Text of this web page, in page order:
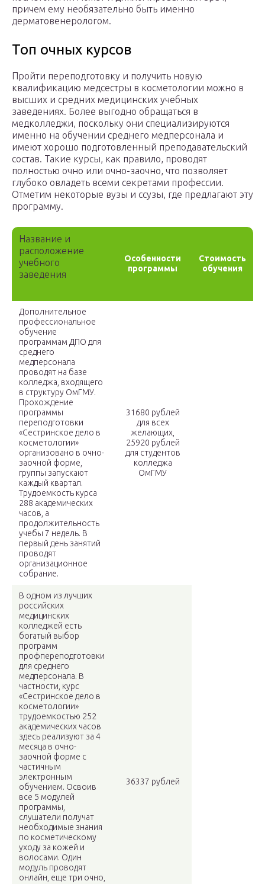
причем ему необязательно быть именно
дерматовенерологом.
Топ очных курсов
Пройти переподготовку и получить новую
квалификацию медсестры в косметологии можно в
высших и средних медицинских учебных
заведениях. Более выгодно обращаться в
медколледжи, поскольку они специализируются
именно на обучении среднего медперсонала и
имеют хорошо подготовленный преподавательский
состав. Такие курсы, как правило, проводят
полностью очно или очно-заочно, что позволяет
глубоко овладеть всеми секретами профессии.
Отметим некоторые вузы и ссузы, где предлагают эту
программу.
Название и
расположение
учебного
заведения
Особенности
программы
Стоимость
обучения
Дополнительное
профессиональное
обучение
программам ДПО для
среднего
медперсонала
проводят на базе
колледжа, входящего
в структуру ОмГМУ.
Прохождение
программы
переподготовки
«Сестринское дело в
косметологии»
организовано в очно-
заочной форме,
группы запускают
каждый квартал.
Трудоемкость курса
288 академических
часов, а
продолжительность
учебы 7 недель. В
первый день занятий
проводят
организационное
собрание.
31680 рублей
для всех
желающих,
25920 рублей
для студентов
колледжа
ОмГМУ
В одном из лучших
российских
медицинских
колледжей есть
богатый выбор
программ
профпереподготовки
для среднего
медперсонала. В
частности, курс
«Сестринское дело в
косметологии»
трудоемкостью 252
академических часов
здесь реализуют за 4
месяца в очно-
заочной форме с
частичным
электронным
обучением. Освоив
все 5 модулей
программы,
слушатели получат
необходимые знания
по косметическому
уходу за кожей и
волосами. Один
модуль проводят
онлайн, еще три очно,
36337 рублей